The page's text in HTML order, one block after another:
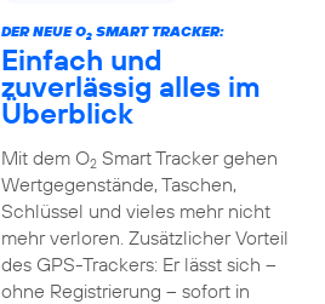
DER NEUE O2SMART TRACKER:
Einfach und
zuverlässig alles im
Überblick
Mit dem O2Smart Tracker gehen
Wertgegenstände, Taschen,
Schlüssel und vieles mehr nicht
mehr verloren. Zusätzlicher Vorteil
des GPS-Trackers: Er lässt sich –
ohne Registrierung – sofort in